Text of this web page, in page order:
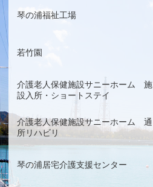
琴の浦福祉工場
若竹園
介護老人保健施設サニーホーム 施
設入所・ショートステイ
介護老人保健施設サニーホーム 通
所リハビリ
琴の浦居宅介護支援センター